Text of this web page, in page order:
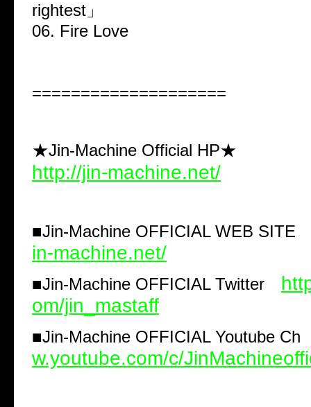
rightest」
06. Fire Love
====================
★Jin-Machine Official HP★
http://jin-machine.net/
■Jin-Machine OFFICIAL WEB
in-machine.net/
■Jin-Machine OFFICIAL Twitter
om/jin_mastaff
■Jin-Machine OFFICIAL Youtube
w.youtube.com/c/